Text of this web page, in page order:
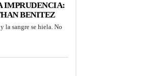
IMPRUDENCIA:
BENITEZ
la sangre se hiela. No